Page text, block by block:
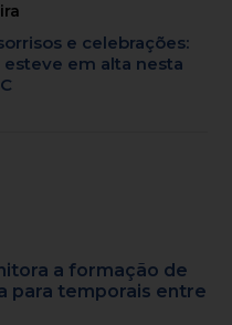
e celebrações:
em alta nesta
a formação de
para temporais entre